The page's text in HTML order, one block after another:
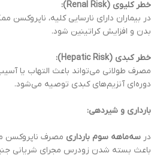
خطر کلیوی (Renal Risk):
در بیماران دارای نارسایی کلیه،
بدن و افزایش کراتینین شود.
خطر کبدی (Hepatic Risk):
مصرف طولانی می‌تواند باعث التهاب یا
دوره‌ای آنزیم‌های کبدی توصیه می‌شود.
بارداری و شیردهی:
در سه‌ماهه سوم بارداری مصرف
باعث بسته شدن زودرس مجرای شریانی